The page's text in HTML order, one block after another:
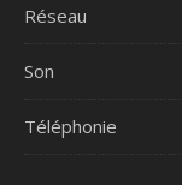
Réseau
Son
Téléphonie